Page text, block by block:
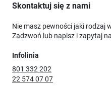
Skontaktuj się z nami
Nie masz pewności jaki rodzaj
Zadzwoń lub napisz i zapytaj
Infolinia
801 332 202
22 574 07 07